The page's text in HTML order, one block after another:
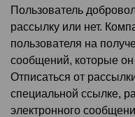
Пользователь
рассылку или нет.
пользователя на
сообщений, которые он
Отписаться от
специальной ссылке,
электронного